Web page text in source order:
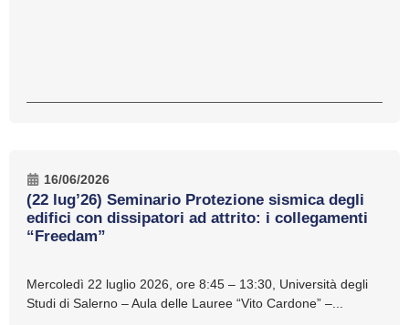
16/06/2026
(22 lug’26) Seminario Protezione sismica degli
edifici con dissipatori ad attrito: i collegamenti
“Freedam”
Mercoledì 22 luglio 2026, ore 8:45 – 13:30, Università degli
Studi di Salerno – Aula delle Lauree “Vito Cardone” –...